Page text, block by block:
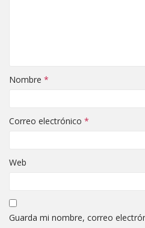
Nombre *
Correo electrónico *
Web
Guarda mi nombre, correo